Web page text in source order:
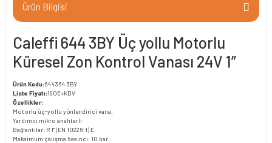
Ürün Bilgisi
Caleffi 644 3BY Üç yollu Motorlu
Küresel Zon Kontrol Vanası 24V 1”
Ürün Kodu:644364 3BY
Liste Fiyatı:190€+KDV
Özellikler:
Motorlu üç-yollu yönlendirici vana.
Yardımcı mikro anahtarlı
Bağlantılar: R 1" (EN 10226-1) E.
Maksimum çalışma basıncı: 10 bar.